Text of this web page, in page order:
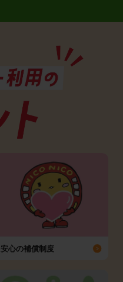
安心の補償制度